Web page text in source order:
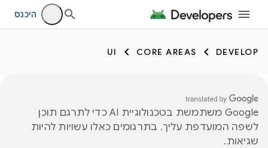
היכנס
DEVELOP
CORE AREAS
UI
‫Google משתמשת בטכנולוגיית AI כדי לתרגם תוכן
לשפה המועדפת עליך. בתרגומים כאלו עשויות להיות
שגיאות.